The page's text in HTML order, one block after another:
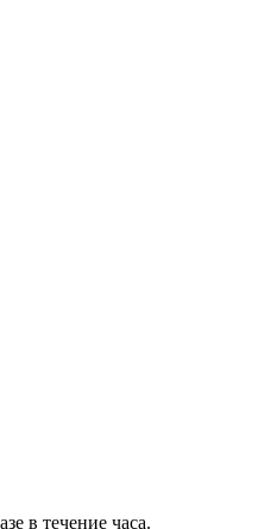
в течение часа.